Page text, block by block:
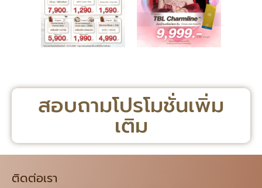
สอบถามโปรโมชั่นเพิ่ม
เติม
ติดต่อเรา